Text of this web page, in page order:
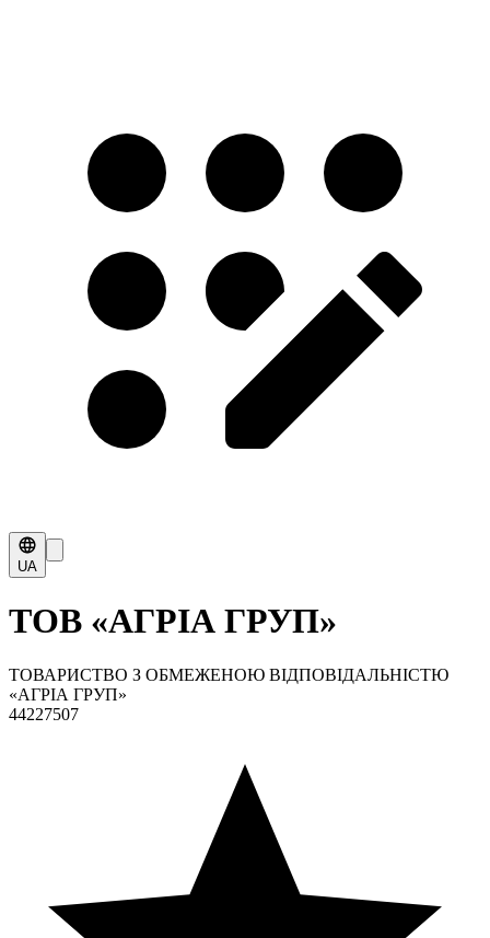
UA
ТОВ «АГРІА ГРУП»
ТОВАРИСТВО З ОБМЕЖЕНОЮ ВІДПОВІДАЛЬНІСТЮ
«АГРІА ГРУП»
44227507